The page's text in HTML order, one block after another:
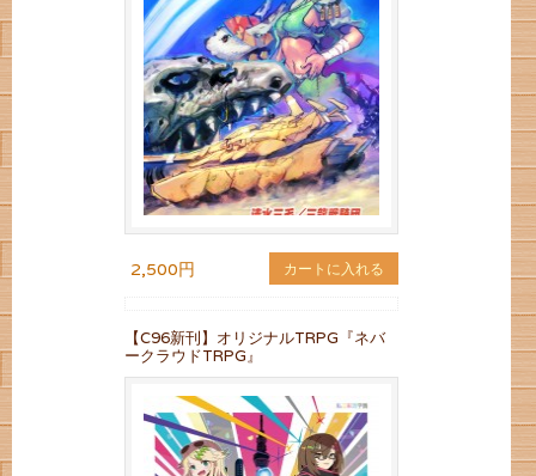
2,500円 カートに入れる
【C96新刊】オリジナルTRPG『ネバ
ークラウドTRPG』